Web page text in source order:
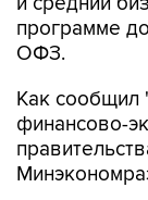
программе
ОФЗ.
Как сообщил
финансово-